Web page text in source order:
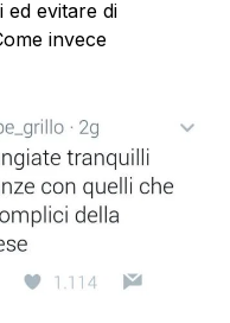
ed evitare di
invece